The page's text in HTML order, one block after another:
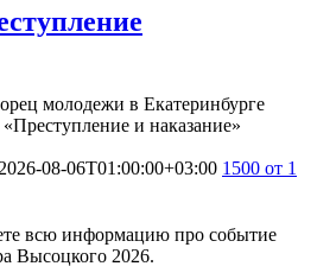
молодежи в Екатеринбурге
и наказание»
2026-08-06T01:00:00+03:00 1500 от 1
всю информацию про событие
Высоцкого 2026.